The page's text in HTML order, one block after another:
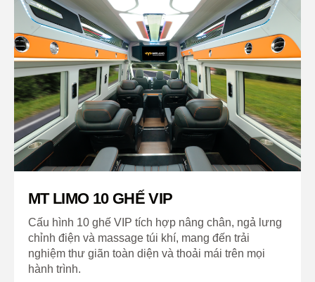
MT LIMO 10 GHẾ VIP
Cấu hình 10 ghế VIP tích hợp nâng chân, ngả lưng
chỉnh điện và massage túi khí, mang đến trải
nghiệm thư giãn toàn diện và thoải mái trên mọi
hành trình.